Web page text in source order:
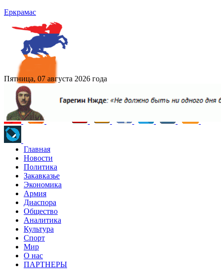
Еркрамас
Пятница, 07 августа 2026 года
Главная
Новости
Политика
Закавказье
Экономика
Армия
Диаспора
Общество
Аналитика
Культура
Спорт
Мир
О нас
ПАРТНЕРЫ